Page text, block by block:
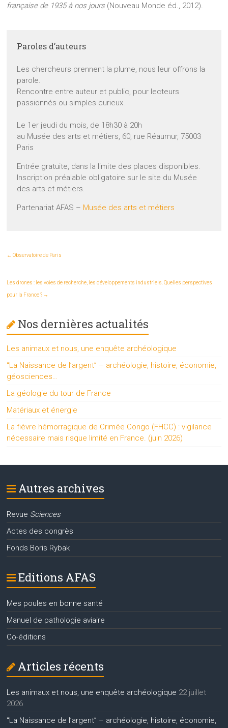
française de 1935 à nos jours(Nouveau Monde éd., 2012).
Paroles d’auteurs
Les chercheurs prennent la plume, nous leur offrons la
parole.
Rencontre entre auteur et public, pour lecteurs
passionnés ou simples curieux.
Le 1er jeudi du mois, de 18h30 à 20h
au Musée des arts et métiers, 60, rue Réaumur, 75003
Paris
Entrée gratuite, dans la limite des places disponibles.
Inscription préalable obligatoire sur le site du Musée
des arts et métiers.
Partenariat AFAS – Musée des arts et métiers
← Observatoire de Paris
Les drones : les voies de recherche, les développements industriels. Quelles perspectives
pour la France ? →
Nos dernières actualités
Les animaux et nous, une enquête archéologique
“La Naissance de l’argent” – archéologie, histoire, économie,
géosciences…
La géologie du tour de France
Matériaux et énergie
La fièvre hémorragique de Crimée Congo (FHCC) : vigilance
nécessaire mais risque limité en France. (juin 2026)
Autres archives
Revue Sciences
Actes des congrès
Fonds Boris Rybak
Editions AFAS
Mes poules en bonne santé
Manuel de pathologie aviaire
Co-éditions
Articles récents
Les animaux et nous, une enquête archéologique 22 juillet
2026
“La Naissance de l’argent” – archéologie, histoire, économie,